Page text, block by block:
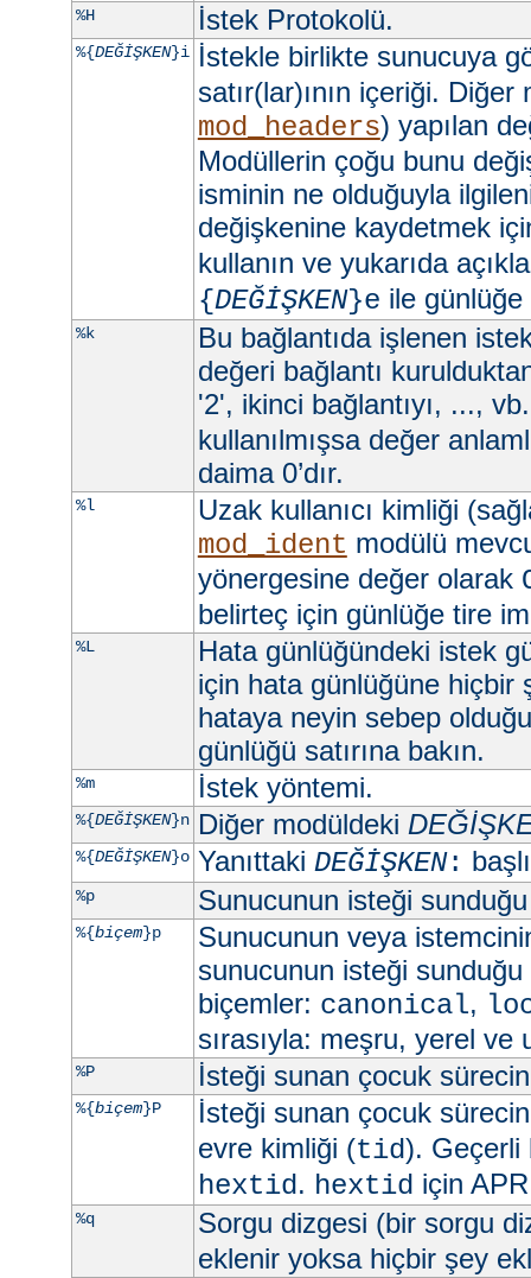
%H İstek Protokolü.
%{DEĞİŞKEN}i İstekle birlikte sunucuya
satır(lar)ının içeriği.
mod_headers) yapılan
Modüllerin çoğu bunu
isminin ne olduğuyla
değişkenine kaydetmek
kullanın ve yukarıda
{DEĞİŞKEN}e ile
%k
Bu bağlantıda işlenen
değeri bağlantı
'2', ikinci bağlantıyı, ...,
kullanılmışsa değer
daima 0’dır.
%l
Uzak kullanıcı kimliği
mod_ident modülü
yönergesine değer olarak
belirteç için günlüğe tire
%L
Hata günlüğündeki istek
için hata günlüğüne hiçbir
hataya neyin sebep
günlüğü satırına bakın.
%m İstek yöntemi.
%{DEĞİŞKEN}n Diğer modüldeki
%{DEĞİŞKEN}o Yanıttaki DEĞİŞKEN:
%p Sunucunun isteği
%{biçem}p
Sunucunun veya
sunucunun isteği
biçemler: canonical,
sırasıyla: meşru, yerel ve
%P İsteği sunan çocuk
%{biçem}P
İsteği sunan çocuk
evre kimliği (tid).
hextid. hextid için
%q
Sorgu dizgesi (bir sorgu
eklenir yoksa hiçbir şey